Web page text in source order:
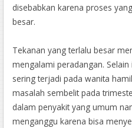
disebabkan karena proses
besar.
Tekanan yang terlalu besar
mengalami peradangan.
sering terjadi pada wanita
masalah sembelit pada
dalam penyakit yang umum
menganggu karena bisa